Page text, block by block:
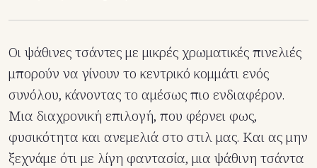
Οι ψάθινες τσάντες με μικρές χρωματικές πινελιές
μπορούν να γίνουν το κεντρικό κομμάτι ενός
συνόλου, κάνοντας το αμέσως πιο ενδιαφέρον.
Μια διαχρονική επιλογή, που φέρνει φως,
φυσικότητα και ανεμελιά στο στιλ μας. Και ας μην
ξεχνάμε ότι με λίγη φαντασία, μια ψάθινη τσάντα